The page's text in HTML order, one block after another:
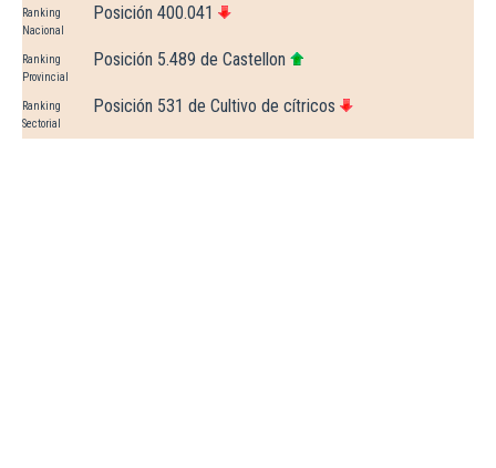
Ranking
Nacional
Posición 400.041
Ranking
Provincial
Posición 5.489 de Castellon
Ranking
Sectorial
Posición 531 de Cultivo de cítricos